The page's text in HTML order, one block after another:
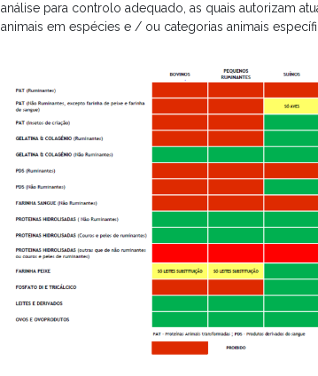
análise para controlo adequado, as quais autorizam
animais em espécies e / ou categorias animais